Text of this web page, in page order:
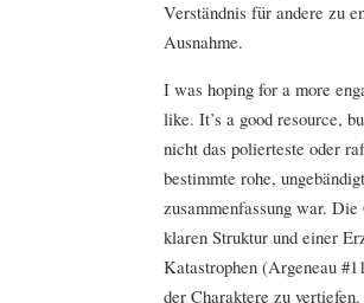
Verständnis für andere zu
Ausnahme.
I was hoping for a more
like. It’s a good resource,
nicht das polierteste oder
bestimmte rohe,
zusammenfassung war.
klaren Struktur und einer
Katastrophen (Argeneau
der Charaktere zu vertiefen.